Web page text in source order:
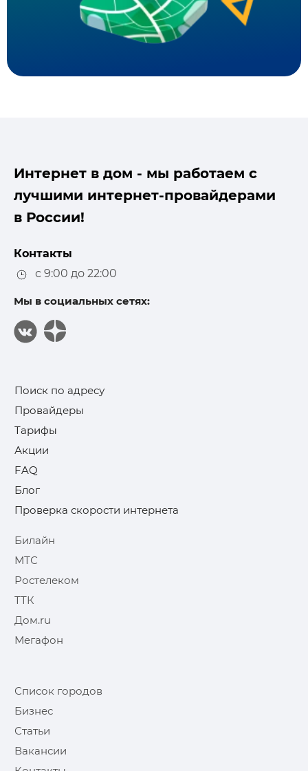
Интернет в дом - мы работаем с
лучшими интернет-провайдерами
в России!
Контакты
с 9:00 до 22:00
Мы в социальных сетях:
Поиск по адресу
Провайдеры
Тарифы
Акции
FAQ
Блог
Проверка скорости интернета
Билайн
МТС
Ростелеком
ТТК
Дом.ru
Мегафон
Список городов
Бизнес
Статьи
Вакансии